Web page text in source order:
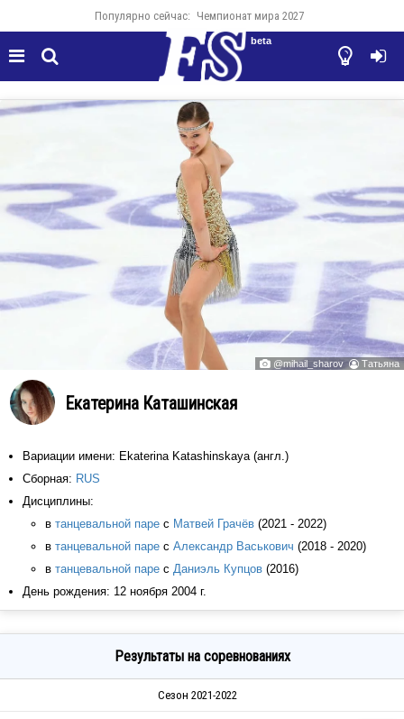
Популярно сейчас: Чемпионат мира 2027
  

beta
 @mihail_sharov  Татьяна
Екатерина Каташинская
Вариации имени: Ekaterina Katashinskaya (англ.)
Сборная: RUS
Дисциплины:
в танцевальной паре с Матвей Грачёв (2021 - 2022)
в танцевальной паре с Александр Васькович (2018 - 2020)
в танцевальной паре с Даниэль Купцов (2016)
День рождения: 12 ноября 2004 г.
Результаты на соревнованиях
Сезон 2021-2022